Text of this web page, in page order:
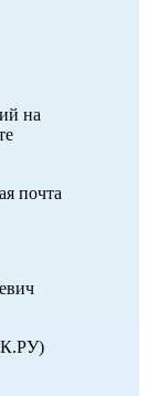
на
почта